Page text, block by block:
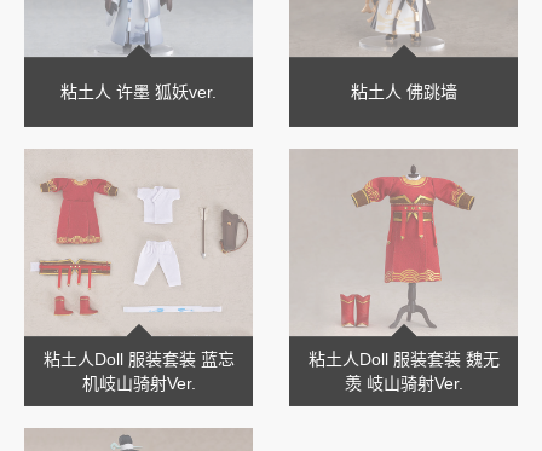
粘土人 许墨 狐妖ver. 粘土人 佛跳墙
粘土人Doll 服装套装 蓝忘
机岐山骑射Ver.
粘土人Doll 服装套装 魏无
羡 岐山骑射Ver.